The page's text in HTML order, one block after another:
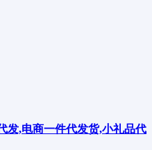
发,电商一件代发货,小礼品代